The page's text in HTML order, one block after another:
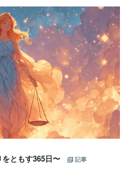
ともす365日〜
記事